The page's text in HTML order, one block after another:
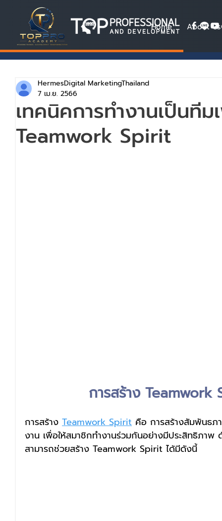
Home About Us
เทคนิคการทำงานเป็นที
Teamwork Spirit
HermesDigital MarketingThailand
7 เม.ย. 2566
การสร้าง Teamwork
การสร้าง Teamwork Spirit คือ การสร้างสัมพันธภ
งาน เพื่อให้สมาชิกทำงานร่วมกันอย่างมีประสิทธิภาพ
สามารถช่วยสร้าง Teamwork Spirit ได้มีดังนี้